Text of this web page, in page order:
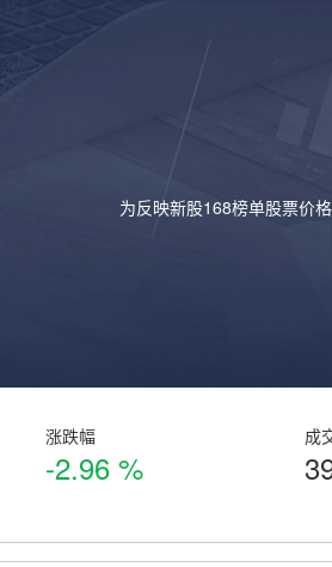
为反映新股168榜单股票价
涨跌幅
-2.96 %
成